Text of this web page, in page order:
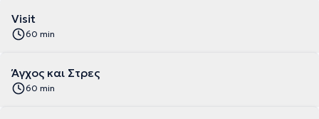
Visit
60 min
Άγχος και Στρες
60 min